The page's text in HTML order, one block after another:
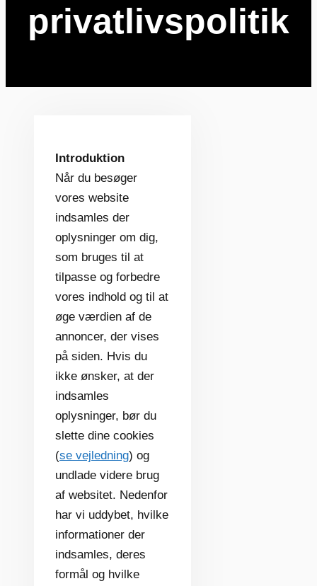
privatlivspolitik
Introduktion
Når du besøger
vores website
indsamles der
oplysninger om dig,
som bruges til at
tilpasse og forbedre
vores indhold og til at
øge værdien af de
annoncer, der vises
på siden. Hvis du
ikke ønsker, at der
indsamles
oplysninger, bør du
slette dine cookies
(se vejledning) og
undlade videre brug
af websitet. Nedenfor
har vi uddybet, hvilke
informationer der
indsamles, deres
formål og hvilke